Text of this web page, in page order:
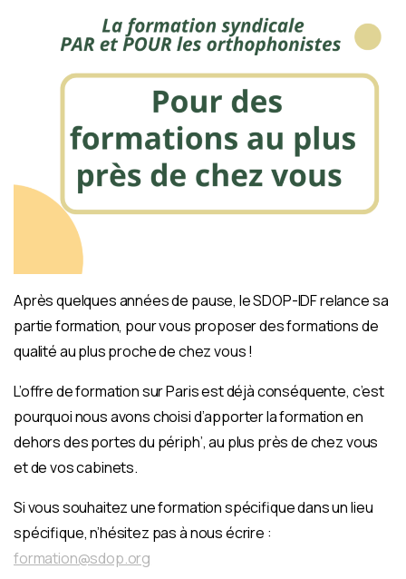
Après quelques années de pause, le SDOP-IDF relance sa
partie formation, pour vous proposer des formations de
qualité au plus proche de chez vous !
L’offre de formation sur Paris est déjà conséquente, c’est
pourquoi nous avons choisi d’apporter la formation en
dehors des portes du périph’, au plus près de chez vous
et de vos cabinets.
Si vous souhaitez une formation spécifique dans un lieu
spécifique, n’hésitez pas à nous écrire :
formation@sdop.org